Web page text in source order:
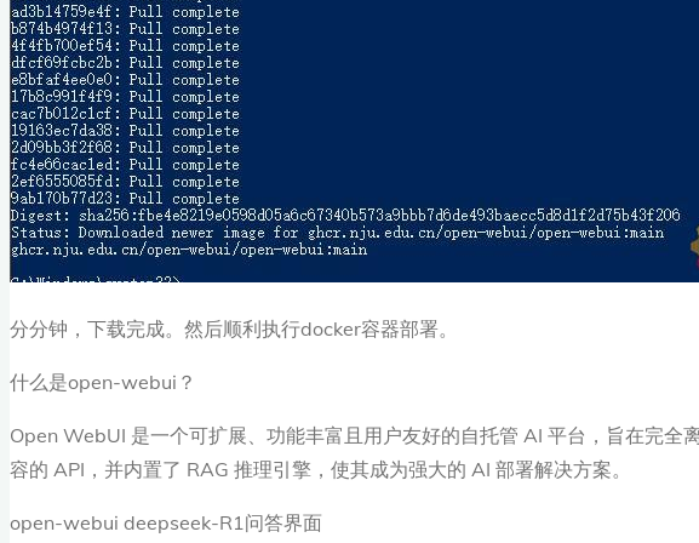
分分钟，下载完成。然后顺利执行docker容器部署。
什么是open-webui？
Open WebUI 是一个可扩展、功能丰富且用户友好的自托管 AI 平台，旨在完
容的 API，并内置了 RAG 推理引擎，使其成为强大的 AI 部署解决方案。
open-webui deepseek-R1问答界面